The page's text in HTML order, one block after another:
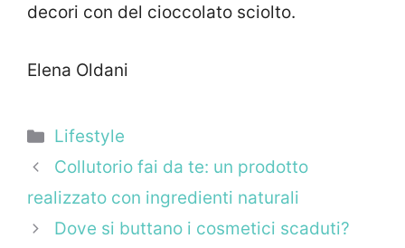
decori con del cioccolato sciolto.
Elena Oldani
Categorie
Lifestyle
Collutorio fai da te: un prodotto
realizzato con ingredienti naturali
Dove si buttano i cosmetici scaduti?